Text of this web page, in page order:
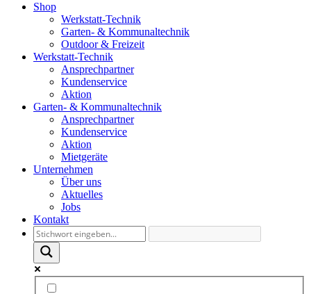
Shop
Werkstatt-Technik
Garten- & Kommunaltechnik
Outdoor & Freizeit
Werkstatt-Technik
Ansprechpartner
Kundenservice
Aktion
Garten- & Kommunaltechnik
Ansprechpartner
Kundenservice
Aktion
Mietgeräte
Unternehmen
Über uns
Aktuelles
Jobs
Kontakt